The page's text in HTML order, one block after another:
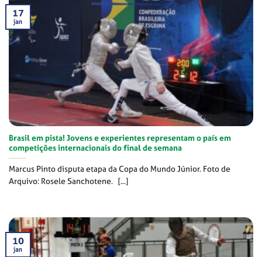
Brasil em pista! Jovens e experientes representam o país em
competições internacionais do final de semana
Marcus Pinto disputa etapa da Copa do Mundo Júnior. Foto de
Arquivo: Rosele Sanchotene. [...]
17
jan
10
jan